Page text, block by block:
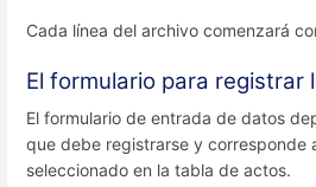
Cada línea del archivo comenzará
El formulario para registrar
El formulario de entrada de datos
que debe registrarse y corresponde
seleccionado en la tabla de actos.